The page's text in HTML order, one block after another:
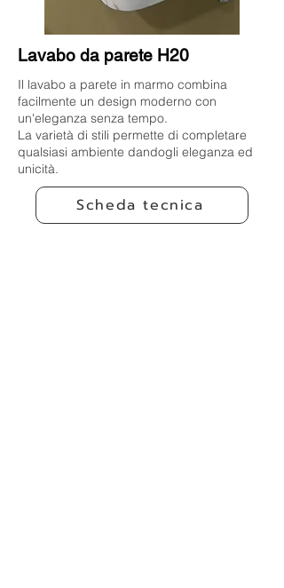
Lavabo da parete H20
Il lavabo a parete in marmo combina
facilmente un design moderno con
un'eleganza senza tempo.
La varietà di stili permette di completare
qualsiasi ambiente dandogli eleganza ed
unicità.
Scheda tecnica